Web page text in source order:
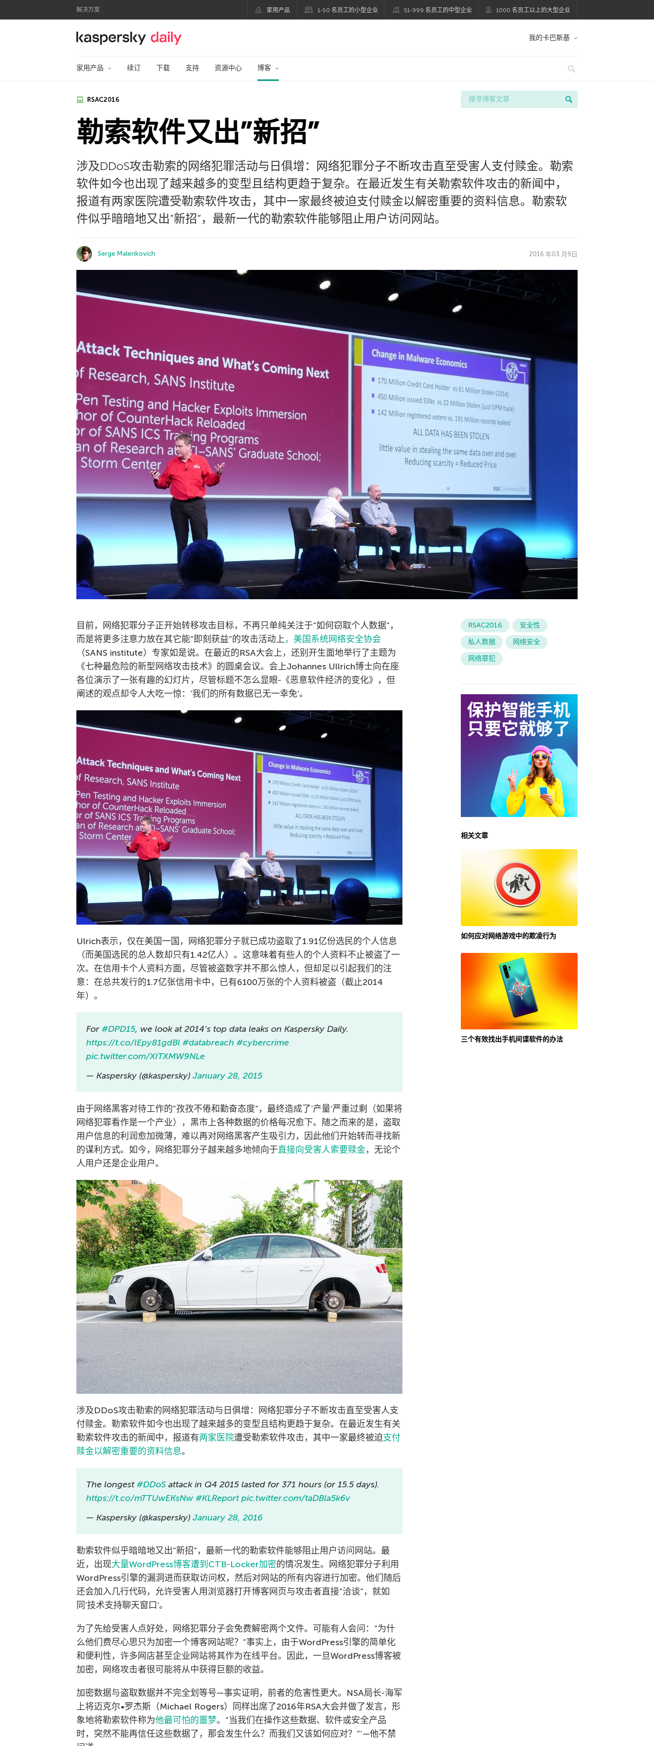
解决方案 家用产品 1-50 名员工的小型企业 51-999 名员工的中型企业 1000 名员工以上的大型企业
卡巴斯基官方博客 我的卡巴斯基
家用产品 续订 下载 支持 资源中心 博客
RSAC2016
勒索软件又出”新招”
涉及DDoS攻击勒索的网络犯罪活动与日俱增：网络犯罪分子不断攻击直至受害人支付赎金。勒索
软件如今也出现了越来越多的变型且结构更趋于复杂。在最近发生有关勒索软件攻击的新闻中，
报道有两家医院遭受勒索软件攻击，其中一家最终被迫支付赎金以解密重要的资料信息。勒索软
件似乎暗暗地又出”新招”，最新一代的勒索软件能够阻止用户访问网站。
Serge Malenkovich 2016 年03 月9日
目前，网络犯罪分子正开始转移攻击目标，不再只单纯关注于”如何窃取个人数据”，
而是将更多注意力放在其它能”即刻获益”的攻击活动上，美国系统网络安全协会
（SANS institute）专家如是说。在最近的RSA大会上，还别开生面地举行了主题为
《七种最危险的新型网络攻击技术》的圆桌会议。会上Johannes Ullrich博士向在座
各位演示了一张有趣的幻灯片，尽管标题不怎么显眼-《恶意软件经济的变化》，但
阐述的观点却令人大吃一惊：’我们的所有数据已无一幸免’。
Ulrich表示，仅在美国一国，网络犯罪分子就已成功盗取了1.91亿份选民的个人信息
（而美国选民的总人数却只有1.42亿人）。这意味着有些人的个人资料不止被盗了一
次。在信用卡个人资料方面，尽管被盗数字并不那么惊人，但却足以引起我们的注
意：在总共发行的1.7亿张信用卡中，已有6100万张的个人资料被盗（截止2014
年）。
For #DPD15, we look at 2014’s top data leaks on Kaspersky Daily.
https://t.co/lEpy81gdBl #databreach #cybercrime
pic.twitter.com/XITXMW9NLe
— Kaspersky (@kaspersky) January 28, 2015
由于网络黑客对待工作的”孜孜不倦和勤奋态度”，最终造成了’产量’严重过剩（如果将
网络犯罪看作是一个产业），黑市上各种数据的价格每况愈下。随之而来的是，盗取
用户信息的利润愈加微薄，难以再对网络黑客产生吸引力，因此他们开始转而寻找新
的谋利方式。如今，网络犯罪分子越来越多地倾向于直接向受害人索要赎金，无论个
人用户还是企业用户。
涉及DDoS攻击勒索的网络犯罪活动与日俱增：网络犯罪分子不断攻击直至受害人支
付赎金。勒索软件如今也出现了越来越多的变型且结构更趋于复杂。在最近发生有关
勒索软件攻击的新闻中，报道有两家医院遭受勒索软件攻击，其中一家最终被迫支付
赎金以解密重要的资料信息。
The longest#DDoS attack in Q4 2015 lasted for 371 hours (or 15.5 days).
https://t.co/mTTUwEKsNw #KLReport pic.twitter.com/taDBla5k6v
— Kaspersky (@kaspersky) January 28, 2016
勒索软件似乎暗暗地又出”新招”，最新一代的勒索软件能够阻止用户访问网站。最
近，出现大量WordPress博客遭到CTB-Locker加密的情况发生。网络犯罪分子利用
WordPress引擎的漏洞进而获取访问权，然后对网站的所有内容进行加密。他们随后
还会加入几行代码，允许受害人用浏览器打开博客网页与攻击者直接”洽谈”，就如
同’技术支持聊天窗口’。
为了先给受害人点好处，网络犯罪分子会免费解密两个文件。可能有人会问：”为什
么他们费尽心思只为加密一个博客网站呢？”事实上，由于WordPress引擎的简单化
和便利性，许多网店甚至企业网站将其作为在线平台。因此，一旦WordPress博客被
加密，网络攻击者很可能将从中获得巨额的收益。
加密数据与盗取数据并不完全划等号—事实证明，前者的危害性更大。NSA局长-海军
上将迈克尔•罗杰斯（Michael Rogers）同样出席了2016年RSA大会并做了发言，形
象地将勒索软件称为他最可怕的噩梦。”当我们在操作这些数据、软件或安全产品
时，突然不能再信任这些数据了，那会发生什么？而我们又该如何应对？”‘—他不禁
RSAC2016
安全性
私人数据
网络安全
网络罪犯
相关文章
如何应对网络游戏中的欺凌行为
三个有效找出手机间谍软件的办法